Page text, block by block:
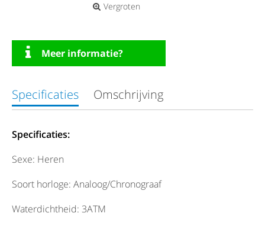
Vergroten
Meer informatie?
Specificaties Omschrijving
Specificaties:
Sexe: Heren
Soort horloge: Analoog/Chronograaf
Waterdichtheid: 3ATM